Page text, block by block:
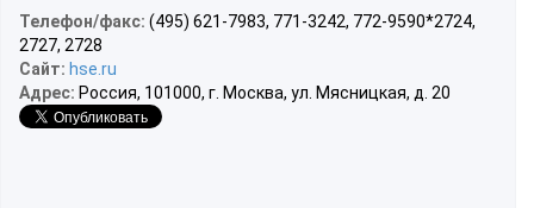
Телефон/факс: (495) 621-7983, 771-3242, 772-9590*2724,
2727, 2728
Сайт: hse.ru
Адрес: Россия, 101000, г. Москва, ул. Мясницкая, д. 20